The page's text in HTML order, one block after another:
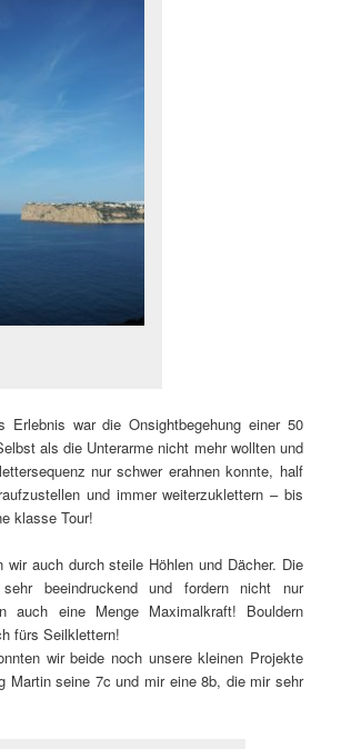
Erlebnis war die Onsightbegehung einer 50
als die Unterarme nicht mehr wollten und
nur schwer erahnen konnte, half
und immer weiterzuklettern – bis
klasse Tour!
wir auch durch steile Höhlen und Dächer. Die
beeindruckend und fordern nicht nur
auch eine Menge Maximalkraft! Bouldern
fürs Seilklettern!
wir beide noch unsere kleinen Projekte
Martin seine 7c und mir eine 8b, die mir sehr